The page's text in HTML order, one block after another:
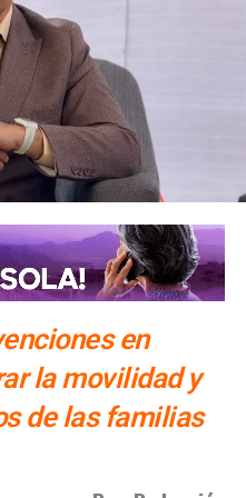
las Torres. Como salida
continuar por esta
a avenida Simón Díaz,
y el
la avenida
el tramo comprendido
vehicular.El primer
al callejón peatonal
en
la movilidad y
de las familias